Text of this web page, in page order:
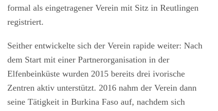
formal als eingetragener Verein mit Sitz in Reutlingen
registriert.
Seither entwickelte sich der Verein rapide weiter: Nach
dem Start mit einer Partnerorganisation in der
Elfenbeinküste wurden 2015 bereits drei ivorische
Zentren aktiv unterstützt. 2016 nahm der Verein dann
seine Tätigkeit in Burkina Faso auf, nachdem sich